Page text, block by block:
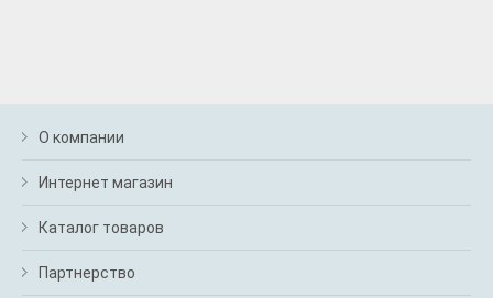
О компании
Интернет магазин
Каталог товаров
Партнерство